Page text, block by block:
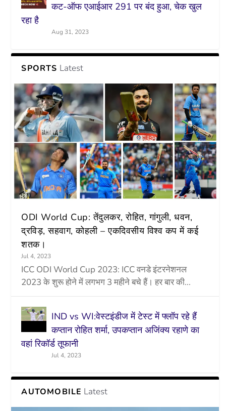
कट-ऑफ एआईआर 291 पर बंद हुआ, चेक खुल
रहा है
Aug 31, 2023
SPORTS Latest
ODI World Cup: तेंदुलकर, रोहित, गांगुली, धवन,
द्रविड़, सहवाग, कोहली – एकदिवसीय विश्व कप में कई
शतक।
Jul 4, 2023
ICC ODI World Cup 2023: ICC वनडे इंटरनेशनल
2023 के शुरू होने में लगभग 3 महीने बचे हैं। हर बार की...
IND vs WI:वेस्टइंडीज में टेस्ट में फ्लॉप रहे हैं
कप्तान रोहित शर्मा, उपकप्तान अजिंक्य रहाणे का
वहां रिकॉर्ड तूफानी
Jul 4, 2023
AUTOMOBILE Latest